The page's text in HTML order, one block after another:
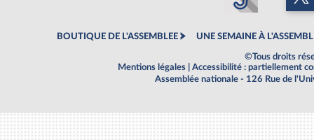
BOUTIQUE DE L'ASSEMBLEE UNE SEMAINE À
©Tous droits
Mentions légales
Accessibilité : partiellement
Assemblée nationale - 126 Rue de